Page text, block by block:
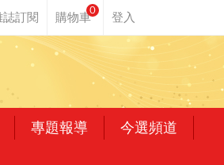
0
專題報導 今選頻道